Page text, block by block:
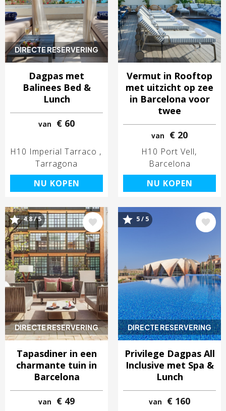
DIRECTE RESERVERING
Dagpas met
Balinees Bed &
Lunch
van € 60
H10 Imperial Tarraco
Tarragona
NU KOPEN
Vermut in Rooftop
met uitzicht op zee
in Barcelona voor
twee
van € 20
H10 Port Vell
Barcelona
NU KOPEN
DIRECTE RESERVERING
Afbeelding
4.8 / 5
Tapasdiner in een
charmante tuin in
Barcelona
van € 49
DIRECTE RESERVERING
Afbeelding
5 / 5
Privilege Dagpas All
Inclusive met Spa &
Lunch
van € 160